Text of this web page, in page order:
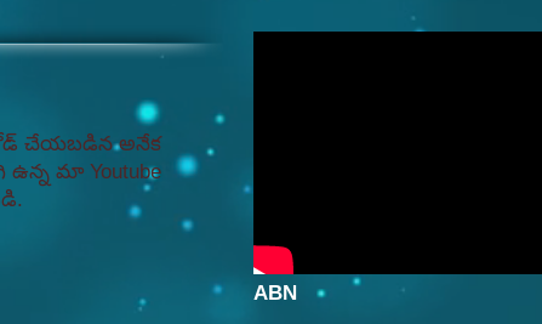
చేయబడిన అనేక
ఉన్న మా Youtube
ABN